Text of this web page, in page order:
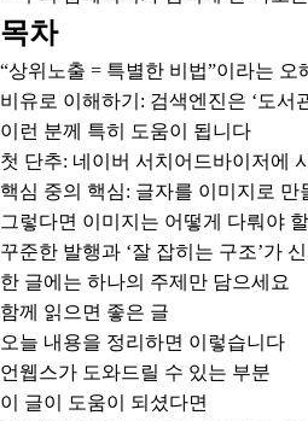
목차
“상위노출 = 특별한 비법”이라는 오
비유로 이해하기: 검색엔진은 ‘도서
이런 분께 특히 도움이 됩니다
첫 단추: 네이버 서치어드바이저에
핵심 중의 핵심: 글자를 이미지로 만
그렇다면 이미지는 어떻게 다뤄야
꾸준한 발행과 ‘잘 잡히는 구조’가
한 글에는 하나의 주제만 담으세요
함께 읽으면 좋은 글
오늘 내용을 정리하면 이렇습니다
언웹스가 도와드릴 수 있는 부분
이 글이 도움이 되셨다면